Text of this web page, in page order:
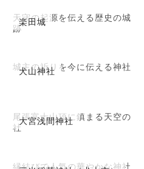
楽田城
天守の起源を伝える歴史の城
跡
犬山神社
城主の祈りを今に伝える神社
大宮浅間神社
尾張富士山頂に鎮まる天空の
社
縁結びで人気の華やかな神社